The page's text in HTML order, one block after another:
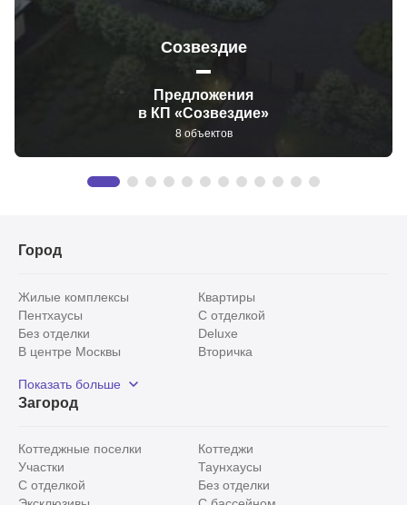
Созвездие
Предложения
в КП «Созвездие»
8 объектов
Город
Жилые комплексы
Квартиры
Пентхаусы
С отделкой
Без отделки
Deluxe
В центре Москвы
Вторичка
Рядом с парком
С панорамными окнами
Показать больше
Загород
Коттеджные поселки
Коттеджи
Участки
Таунхаусы
С отделкой
Без отделки